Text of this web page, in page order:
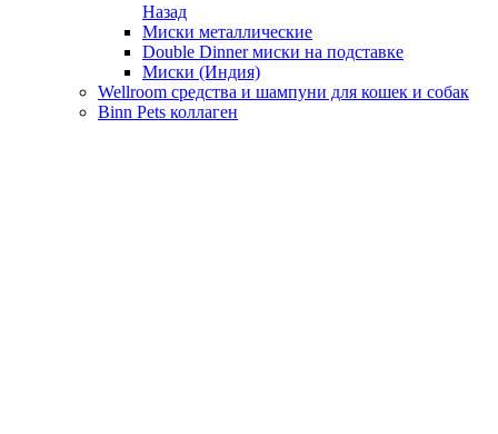
Назад
Миски металлические
Double Dinner миски на подставке
Миски (Индия)
Wellroom средства и шампуни для кошек и собак
Binn Pets коллаген